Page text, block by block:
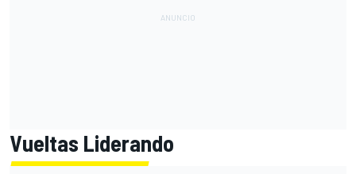
Vueltas Liderando